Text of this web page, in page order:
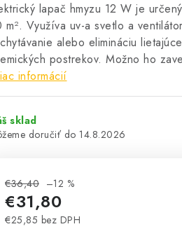
lapač hmyzu 12 W je
m². Využíva uv-a svetlo a
alebo elimináciu
postrekov. Možno ho
informácií
sklad
14.8.2026
€36,40 –12 %
€31,80
€25,85 bez DPH